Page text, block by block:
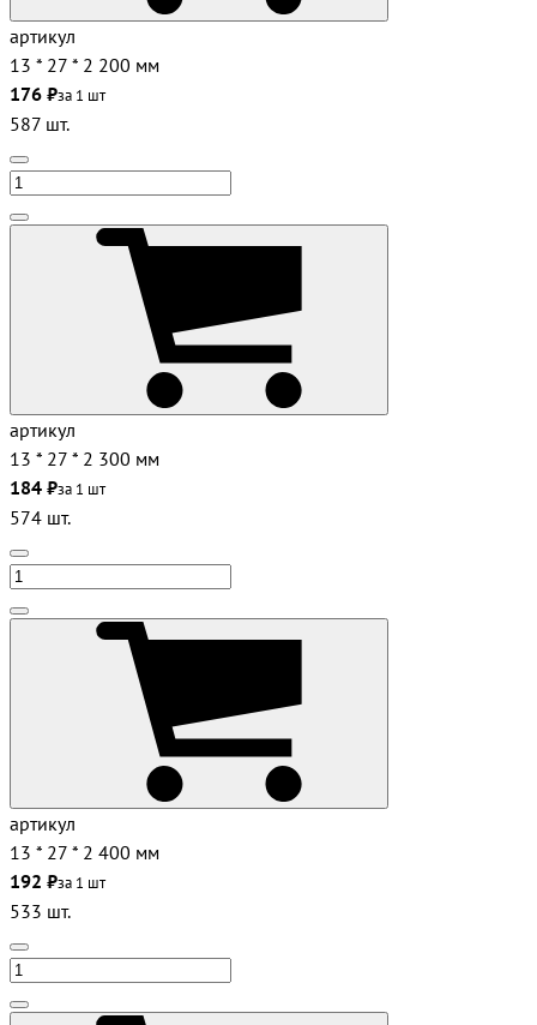
артикул
13 * 27 * 2 200 мм
176 ₽за 1 шт
587 шт.
артикул
13 * 27 * 2 300 мм
184 ₽за 1 шт
574 шт.
артикул
13 * 27 * 2 400 мм
192 ₽за 1 шт
533 шт.